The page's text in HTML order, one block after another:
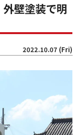
壁塗装で明
2022.10.07 (Fri)